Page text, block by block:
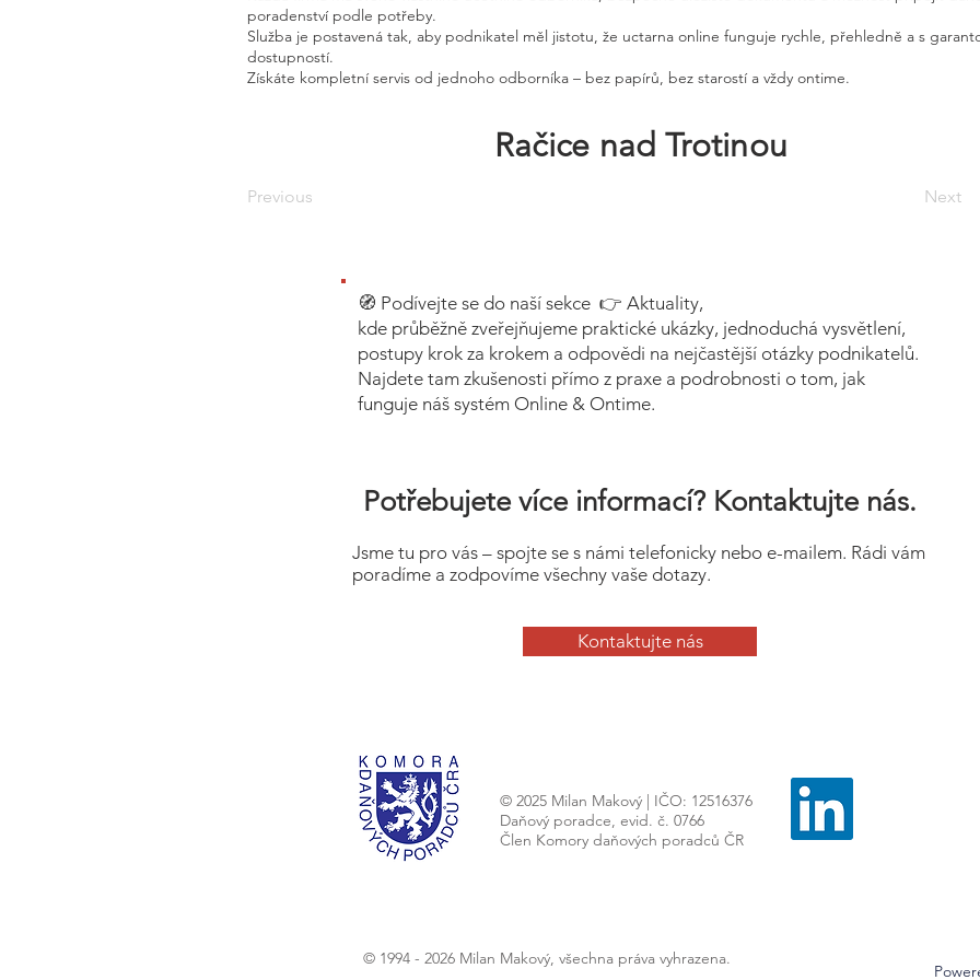
poradenství podle potřeby.
Služba je postavená tak, aby podnikatel měl jistotu, že uctarna online funguje rychle, přehledně a s
dostupností.
Získáte kompletní servis od jednoho odborníka – bez papírů, bez starostí a vždy ontime.
Račice nad Trotinou
Previous Next
🧭 Podívejte se do naší sekce 👉 Aktuality,
kde průběžně zveřejňujeme praktické ukázky, jednoduchá vysvětlení,
postupy krok za krokem a odpovědi na nejčastější otázky podnikatelů.
Najdete tam zkušenosti přímo z praxe a podrobnosti o tom, jak
funguje náš systém Online & Ontime.
Potřebujete více informací? Kontaktujte nás.
Jsme tu pro vás – spojte se s námi telefonicky nebo e-mailem. Rádi vám
poradíme a zodpovíme všechny vaše dotazy.
Kontaktujte nás
© 2025 Milan Makový | IČO: 12516376
Daňový poradce, evid. č. 0766
Člen Komory daňových poradců ČR
© 1994 - 2026 Milan Makový, všechna práva vyhrazena.